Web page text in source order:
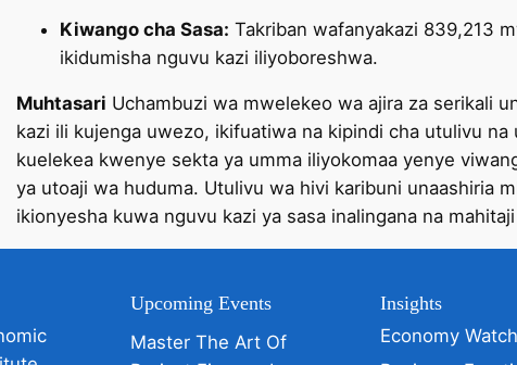
Kiwango cha Sasa: Takriban wafanyakazi 839,213
ikidumisha nguvu kazi iliyoboreshwa.
Muhtasari Uchambuzi wa mwelekeo wa ajira za serikali
kazi ili kujenga uwezo, ikifuatiwa na kipindi cha utulivu
kuelekea kwenye sekta ya umma iliyokomaa yenye
ya utoaji wa huduma. Utulivu wa hivi karibuni unaashiria
ikionyesha kuwa nguvu kazi ya sasa inalingana na
Upcoming Events
Master The Art Of
Insights
Economy Watch